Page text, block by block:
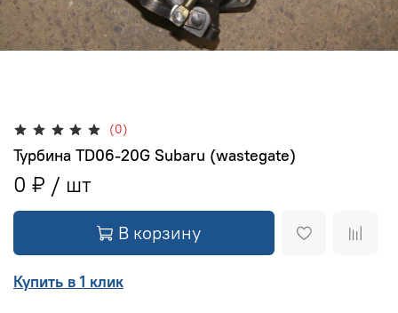
(0)
Турбина TD06-20G Subaru (wastegate)
0 ₽
В корзину
Купить в 1 клик